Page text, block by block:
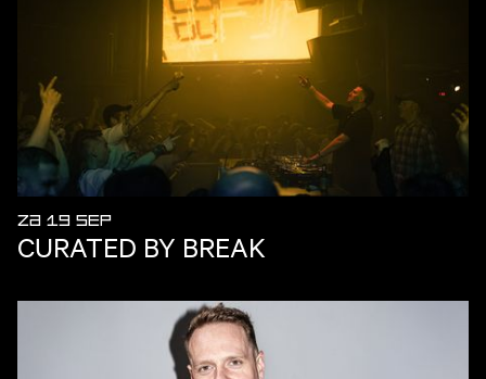
ZA 19 SEP
CURATED BY BREAK